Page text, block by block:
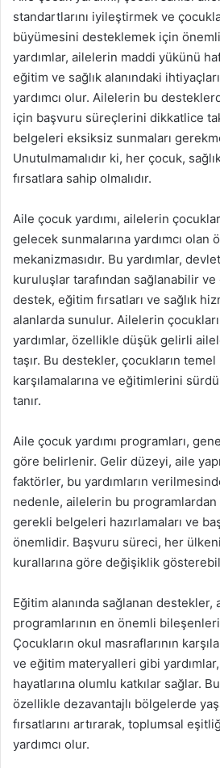
standartlarını iyileştirmek ve
büyümesini desteklemek için
yardımlar, ailelerin maddi yükünü
eğitim ve sağlık alanındaki
yardımcı olur. Ailelerin bu
için başvuru süreçlerini dikkatlice
belgeleri eksiksiz sunmaları
Unutulmamalıdır ki, her çocuk,
fırsatlara sahip olmalıdır.
Aile çocuk yardımı, ailelerin
gelecek sunmalarına yardımcı olan
mekanizmasıdır. Bu yardımlar,
kuruluşlar tarafından sağlanabilir
destek, eğitim fırsatları ve sağlık
alanlarda sunulur. Ailelerin
yardımlar, özellikle düşük gelirli
taşır. Bu destekler, çocukların temel
karşılamalarına ve eğitimlerini
tanır.
Aile çocuk yardımı programları,
göre belirlenir. Gelir düzeyi, aile
faktörler, bu yardımların
nedenle, ailelerin bu
gerekli belgeleri hazırlamaları ve
önemlidir. Başvuru süreci, her
kurallarına göre değişiklik
Eğitim alanında sağlanan destekler,
programlarının en önemli
Çocukların okul masraflarının
ve eğitim materyalleri gibi
hayatlarına olumlu katkılar sağlar.
özellikle dezavantajlı bölgelerde
fırsatlarını artırarak, toplumsal
yardımcı olur.